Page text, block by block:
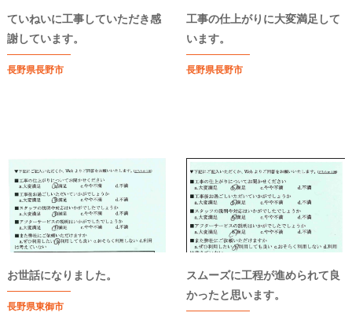
ていねいに工事していただき感
謝しています。
長野県長野市
工事の仕上がりに大変満足して
います。
長野県長野市
お世話になりました。
長野県東御市
スムーズに工程が進められて良
かったと思います。